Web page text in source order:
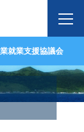
就業支援協議会